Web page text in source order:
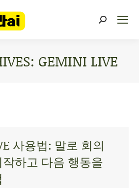
GEMINI LIVE
사용법: 말로 회의
하고 다음 행동을